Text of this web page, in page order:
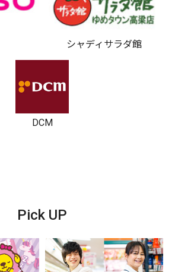
シャディサラダ館
DCM
Pick UP